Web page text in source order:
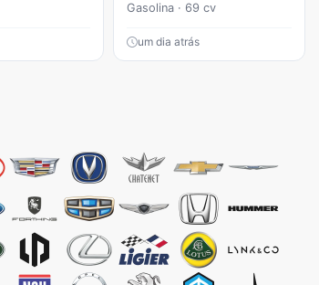
Gasolina · 69 cv
um dia atrás